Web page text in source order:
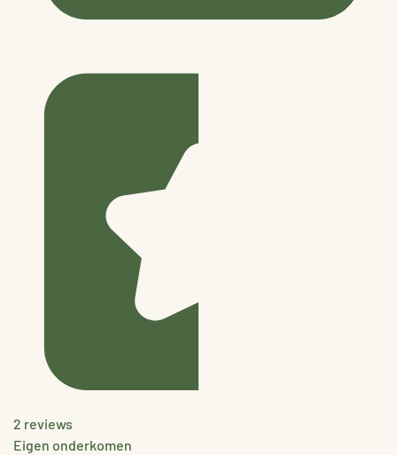
2 reviews
Eigen onderkomen